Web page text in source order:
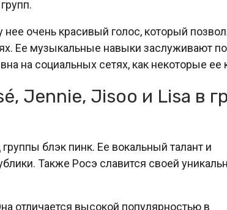
очень красивый голос, который
Ее музыкальные навыки заслуживают
на социальных сетях, как некоторые ее
Jennie, Jisoo и Lisa в
блэк пинк. Ее вокальный талант и
Также Росэ славится своей
отличается высокой популярностью в